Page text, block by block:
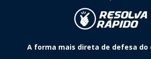
A forma mais direta de defesa do